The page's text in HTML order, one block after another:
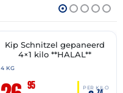
✓ VAST ASSORTIMENT
Kip Schnitzel gepaneerd
4×1 kilo **HALAL**
4 KG
95 PER KILO